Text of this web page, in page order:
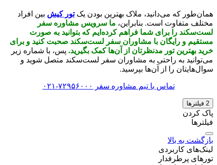
همان‌طور که می‌دانید، ملاک بهترین بودن یکتور کیش بین افراد
مختلف متفاوت است. بنابراین، ما سرویس مشاوره سفر
لست‌سکند را برای شما فراهم کرده‌ایم که بتوانید به صورت
مستقیم و رایگان با مشاوران سفر لست‌سکند صحبت کنید و برای
خرید بهترین تور مدنظرتان از آن‌ها کمک بگیرید. پس، با شماره زیر
می‌توانید به راحتی به مشاوران سفر لست‌سکند متصل شوید و
سوال‌هایتان را از آن‌ها بپرسید.
تماس با تیم مشاوره سفر ۷۲۹۵۶۰۰۰-۰۲۱
2
پاک کردن
فیلترها
بازگشت به بالا
لینک‌های کاربردی
تورهای پرطرفدار